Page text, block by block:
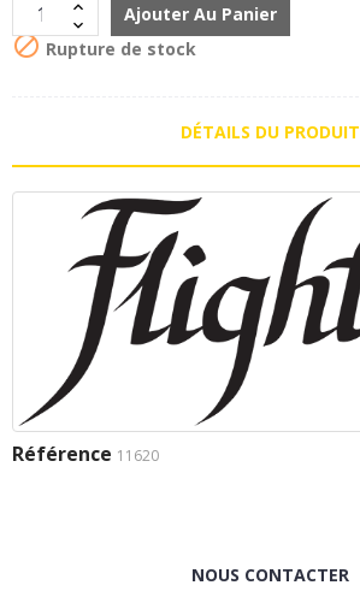
Ajouter Au Panier
 Rupture de stock
DÉTAILS DU PRODUIT
Référence 11620
NOUS CONTACTER